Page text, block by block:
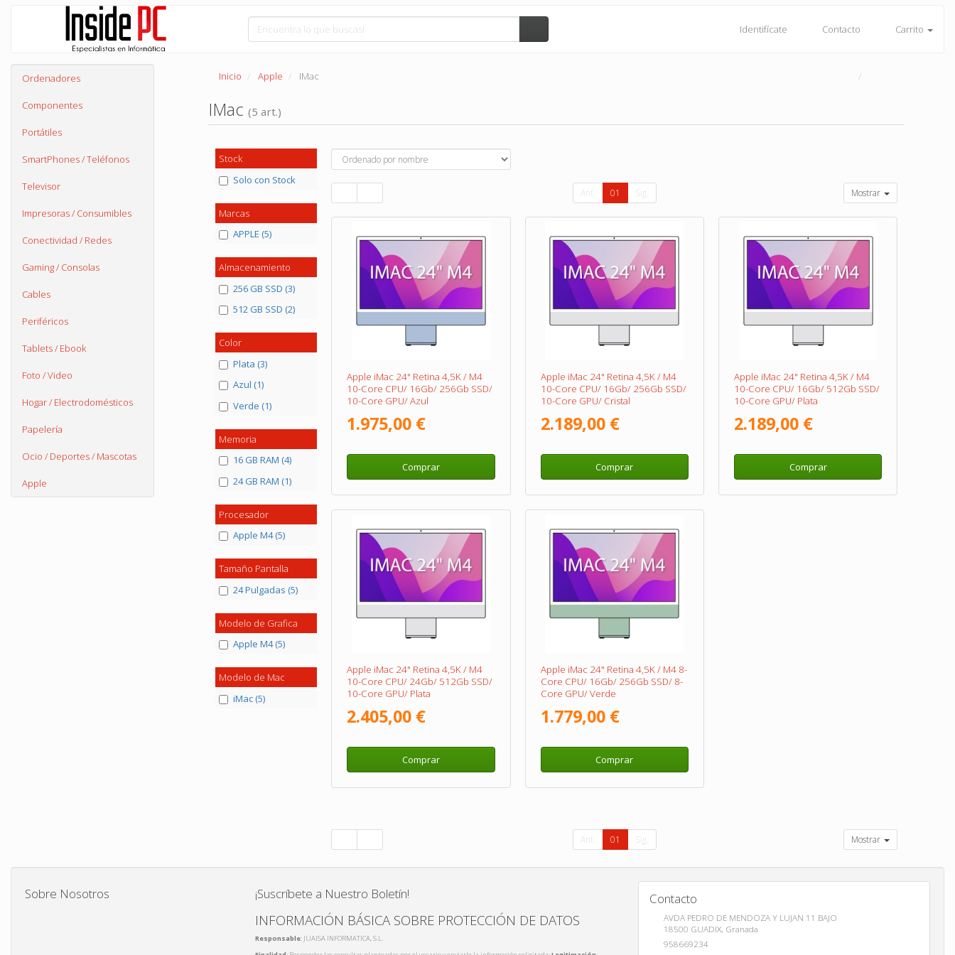
Identifícate Contacto Carrito
Ordenadores
Componentes
Portátiles
SmartPhones / Teléfonos
Televisor
Impresoras / Consumibles
Conectividad / Redes
Gaming / Consolas
Cables
Periféricos
Tablets / Ebook
Foto / Video
Hogar / Electrodomésticos
Papelería
Ocio / Deportes / Mascotas
Apple
Inicio Apple IMac
IMac (5 art.)
Stock
Solo con Stock
Marcas
APPLE (5)
Almacenamiento
256 GB SSD (3)
512 GB SSD (2)
Color
Plata (3)
Azul (1)
Verde (1)
Memoria
16 GB RAM (4)
24 GB RAM (1)
Procesador
Apple M4 (5)
Tamaño Pantalla
24 Pulgadas (5)
Modelo de Grafica
Apple M4 (5)
Modelo de Mac
iMac (5)
Ant. 01 Sig. Mostrar
Apple iMac 24" Retina 4,5K / M4
10-Core CPU/ 16Gb/ 256Gb SSD/
10-Core GPU/ Azul
1.975,00 €
Comprar
Apple iMac 24" Retina 4,5K / M4
10-Core CPU/ 16Gb/ 256Gb SSD/
10-Core GPU/ Cristal
2.189,00 €
Comprar
Apple iMac 24" Retina 4,5K / M4
10-Core CPU/ 16Gb/ 512Gb SSD/
10-Core GPU/ Plata
2.189,00 €
Comprar
Apple iMac 24" Retina 4,5K / M4
10-Core CPU/ 24Gb/ 512Gb SSD/
10-Core GPU/ Plata
2.405,00 €
Comprar
Apple iMac 24" Retina 4,5K / M4 8-
Core CPU/ 16Gb/ 256Gb SSD/ 8-
Core GPU/ Verde
1.779,00 €
Comprar
Ant. 01 Sig. Mostrar
Sobre Nosotros ¡Suscríbete a Nuestro Boletín!
INFORMACIÓN BÁSICA SOBRE PROTECCIÓN DE DATOS
Responsable: JUAISA INFORMATICA, S.L.
Contacto
AVDA PEDRO DE MENDOZA Y LUJAN 11 BAJO
18500 GUADIX, Granada
958669234